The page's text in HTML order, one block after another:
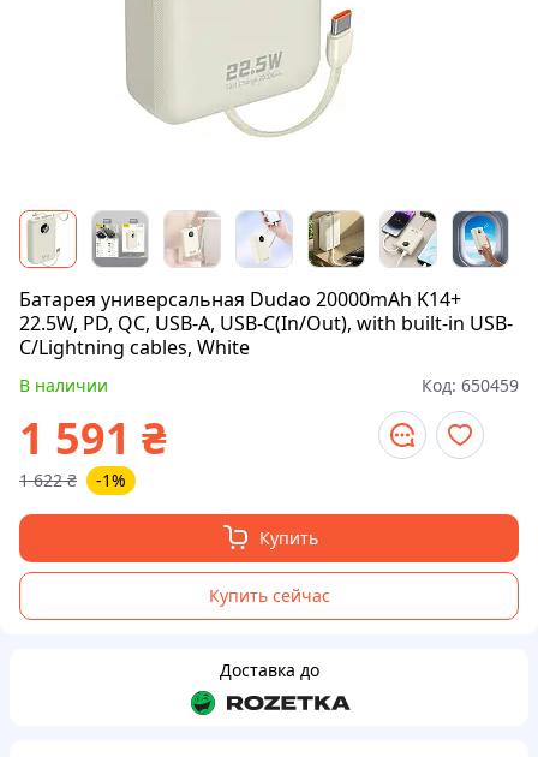
Батарея универсальная Dudao 20000mAh K14+
22.5W, PD, QC, USB-A, USB-C(In/Out), with built-in USB-
C/Lightning cables, White
В наличии Код: 650459
1 591 ₴
1 622 ₴ -1%
Купить
Купить сейчас
Доставка до